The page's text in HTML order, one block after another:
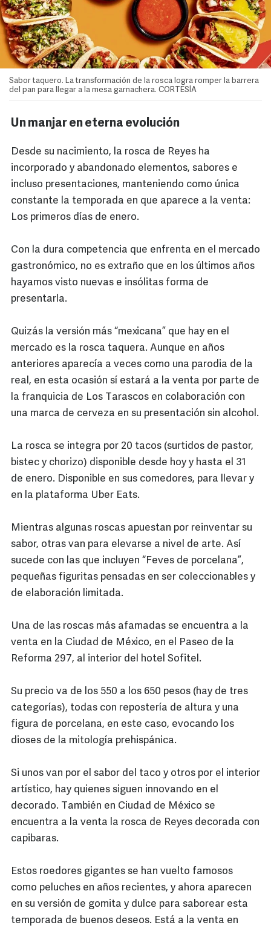
Sabor taquero. La transformación de la rosca logra romper la barrera
del pan para llegar a la mesa garnachera. CORTESÍA
Un manjar en eterna evolución
Desde su nacimiento, la rosca de Reyes ha
incorporado y abandonado elementos, sabores e
incluso presentaciones, manteniendo como única
constante la temporada en que aparece a la venta:
Los primeros días de enero.
Con la dura competencia que enfrenta en el mercado
gastronómico, no es extraño que en los últimos años
hayamos visto nuevas e insólitas forma de
presentarla.
Quizás la versión más “mexicana” que hay en el
mercado es la rosca taquera. Aunque en años
anteriores aparecía a veces como una parodia de la
real, en esta ocasión sí estará a la venta por parte de
la franquicia de Los Tarascos en colaboración con
una marca de cerveza en su presentación sin alcohol.
La rosca se integra por 20 tacos (surtidos de pastor,
bistec y chorizo) disponible desde hoy y hasta el 31
de enero. Disponible en sus comedores, para llevar y
en la plataforma Uber Eats.
Mientras algunas roscas apuestan por reinventar su
sabor, otras van para elevarse a nivel de arte. Así
sucede con las que incluyen “Feves de porcelana”,
pequeñas figuritas pensadas en ser coleccionables y
de elaboración limitada.
Una de las roscas más afamadas se encuentra a la
venta en la Ciudad de México, en el Paseo de la
Reforma 297, al interior del hotel Sofitel.
Su precio va de los 550 a los 650 pesos (hay de tres
categorías), todas con repostería de altura y una
figura de porcelana, en este caso, evocando los
dioses de la mitología prehispánica.
Si unos van por el sabor del taco y otros por el interior
artístico, hay quienes siguen innovando en el
decorado. También en Ciudad de México se
encuentra a la venta la rosca de Reyes decorada con
capibaras.
Estos roedores gigantes se han vuelto famosos
como peluches en años recientes, y ahora aparecen
en su versión de gomita y dulce para saborear esta
temporada de buenos deseos. Está a la venta en